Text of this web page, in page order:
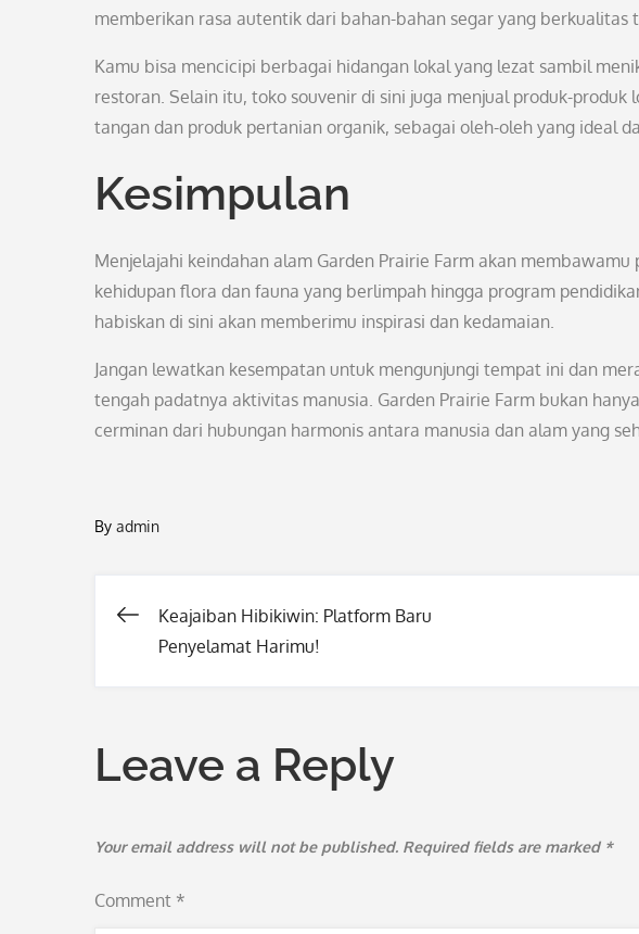
memberikan rasa autentik dari bahan-bahan segar yang berkualitas
Kamu bisa mencicipi berbagai hidangan lokal yang lezat sambil
restoran. Selain itu, toko souvenir di sini juga menjual produk-
tangan dan produk pertanian organik, sebagai oleh-oleh yang ideal
Kesimpulan
Menjelajahi keindahan alam Garden Prairie Farm akan
kehidupan flora dan fauna yang berlimpah hingga program
habiskan di sini akan memberimu inspirasi dan kedamaian.
Jangan lewatkan kesempatan untuk mengunjungi tempat ini dan
tengah padatnya aktivitas manusia. Garden Prairie Farm bukan
cerminan dari hubungan harmonis antara manusia dan alam yang
By admin
Post
Keajaiban Hibikiwin: Platform Baru
Penyelamat Harimu!
Leave a Reply
Your email address will not be published. Required fields are marked *
Comment *